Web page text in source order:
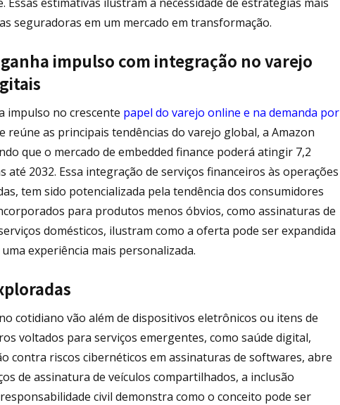
seguradoras em um mercado em transformação.
impulso com integração no varejo
impulso no crescente papel do varejo online e na demanda por
reúne as principais tendências do varejo global, a Amazon
que o mercado de embedded finance poderá atingir 7,2
2032. Essa integração de serviços financeiros às operações
tem sido potencializada pela tendência dos consumidores
para produtos menos óbvios, como assinaturas de
domésticos, ilustram como a oferta pode ser expandida
experiência mais personalizada.
cotidiano vão além de dispositivos eletrônicos ou itens de
voltados para serviços emergentes, como saúde digital,
contra riscos cibernéticos em assinaturas de softwares, abre
de assinatura de veículos compartilhados, a inclusão
civil demonstra como o conceito pode ser